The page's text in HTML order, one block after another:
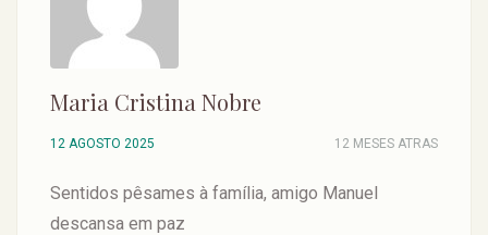
Maria Cristina Nobre
12 AGOSTO 2025 12 MESES ATRAS
Sentidos pêsames à família, amigo Manuel
descansa em paz